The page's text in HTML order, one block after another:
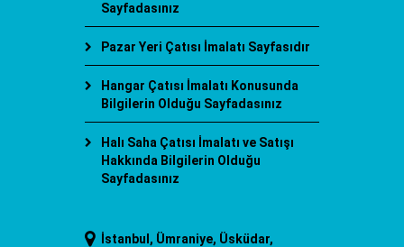
Sayfadasınız
Pazar Yeri Çatısı İmalatı Sayfasıdır
Hangar Çatısı İmalatı Konusunda
Bilgilerin Olduğu Sayfadasınız
Halı Saha Çatısı İmalatı ve Satışı
Hakkında Bilgilerin Olduğu
Sayfadasınız
İstanbul, Ümraniye, Üsküdar,